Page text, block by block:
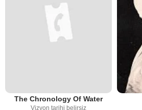
The Chronology Of Water
Vizyon tarihi belirsiz